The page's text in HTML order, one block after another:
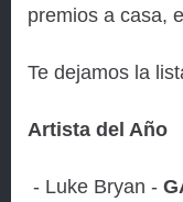
premios a casa,
Te dejamos la
Artista del Año
- Luke Bryan -